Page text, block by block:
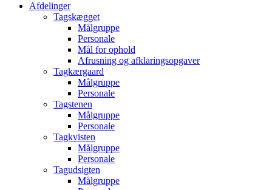
Afdelinger
Tagskægget
Målgruppe
Personale
Mål for ophold
Afrusning og afklaringsopgaver
Tagkærgaard
Målgruppe
Personale
Tagstenen
Målgruppe
Personale
Tagkvisten
Målgruppe
Personale
Tagudsigten​
Målgruppe